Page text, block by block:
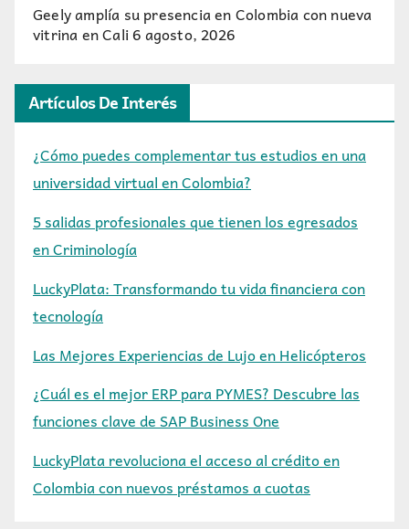
Geely amplía su presencia en Colombia con nueva
vitrina en Cali 6 agosto, 2026
Artículos De Interés
¿Cómo puedes complementar tus estudios en una
universidad virtual en Colombia?
5 salidas profesionales que tienen los egresados
en Criminología
LuckyPlata: Transformando tu vida financiera con
tecnología
Las Mejores Experiencias de Lujo en Helicópteros
¿Cuál es el mejor ERP para PYMES? Descubre las
funciones clave de SAP Business One
LuckyPlata revoluciona el acceso al crédito en
Colombia con nuevos préstamos a cuotas